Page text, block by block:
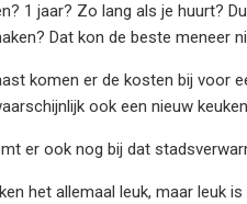
1 jaar? Zo lang als je huurt?
Dat kon de beste meneer
komen er de kosten bij voor
ook een nieuw
er ook nog bij dat
het allemaal leuk, maar leuk